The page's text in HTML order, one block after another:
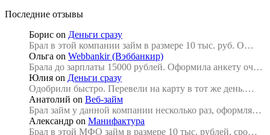
Последние отзывы
Борис on Деньги сразу
Брал в этой компании займ в размере 10 тыс. руб. О…
Ольга on Webbankir (Вэббанкир)
Брала до зарплаты 15000 рублей. Оформила анкету оч…
Юлия on Деньги сразу
Одобрили быстро. Перевели на карту в тот же день.…
Анатолий on Веб-займ
Брал займ у данной компании несколько раз, оформля…
Александр on Манифактура
Брал в этой МФО займ в размере 10 тыс. рублей, сро…